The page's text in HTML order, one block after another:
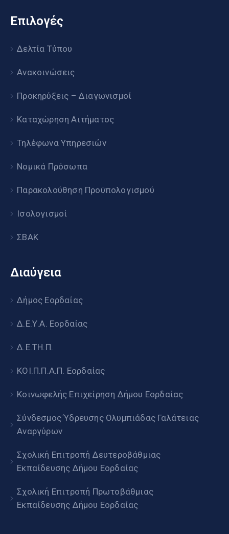
Επιλογές
Δελτία Τύπου
Ανακοινώσεις
Προκηρύξεις – Διαγωνισμοί
Καταχώρηση Αιτήματος
Τηλέφωνα Υπηρεσιών
Νομικά Πρόσωπα
Παρακολούθηση Προϋπολογισμού
Ισολογισμοί
ΣΒΑΚ
Διαύγεια
Δήμος Εορδαίας
Δ.Ε.Υ.Α. Εορδαίας
Δ.Ε.ΤΗ.Π.
ΚΟΙ.Π.Π.Α.Π. Εορδαίας
Κοινωφελής Επιχείρηση Δήμου Εορδαίας
Σύνδεσμος Ύδρευσης Ολυμπιάδας Γαλάτειας
Αναργύρων
Σχολική Επιτροπή Δευτεροβάθμιας
Εκπαίδευσης Δήμου Εορδαίας
Σχολική Επιτροπή Πρωτοβάθμιας
Εκπαίδευσης Δήμου Εορδαίας